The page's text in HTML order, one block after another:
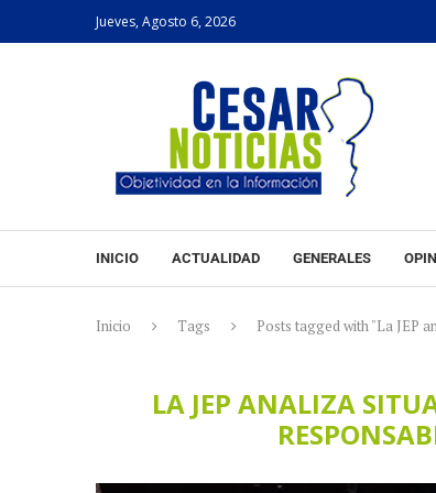
Jueves, Agosto 6, 2026
INICIO ACTUALIDAD GENERALES
Inicio Tags Posts tagged with "La JEP
LA JEP ANALIZA